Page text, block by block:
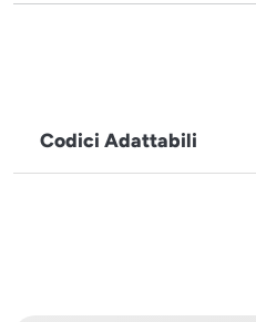
Codici Adattabili